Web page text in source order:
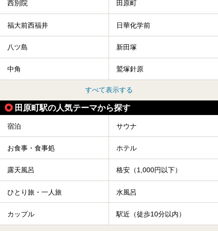
西別院 田原町
福大前西福井 日華化学前
八ツ島 新田塚
中角 鷲塚針原
すべて表示する
田原町駅の人気テーマから探す
宿泊 サウナ
お食事・食事処 ホテル
露天風呂 格安（1,000円以下）
ひとり旅・一人旅 水風呂
カップル 駅近（徒歩10分以内）